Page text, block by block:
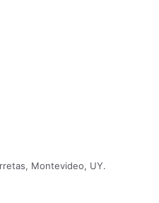
Montevideo, UY.